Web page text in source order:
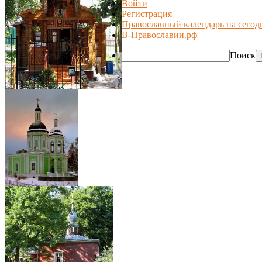
Войти
Регистрация
Православный календарь на
В-Православии.рф
Поиск